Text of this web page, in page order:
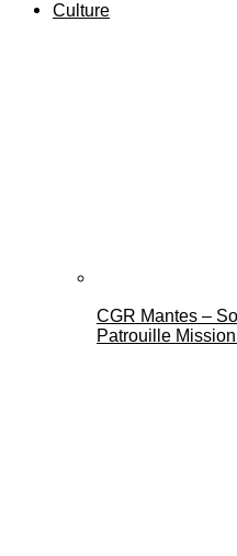
Culture
CGR Mantes –
Patrouille